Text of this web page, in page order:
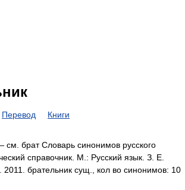
Перевод Книги
см. брат Словарь синонимов русского
справочник. М.: Русский язык. З. Е.
2011. брательник сущ., кол во синонимов: 10